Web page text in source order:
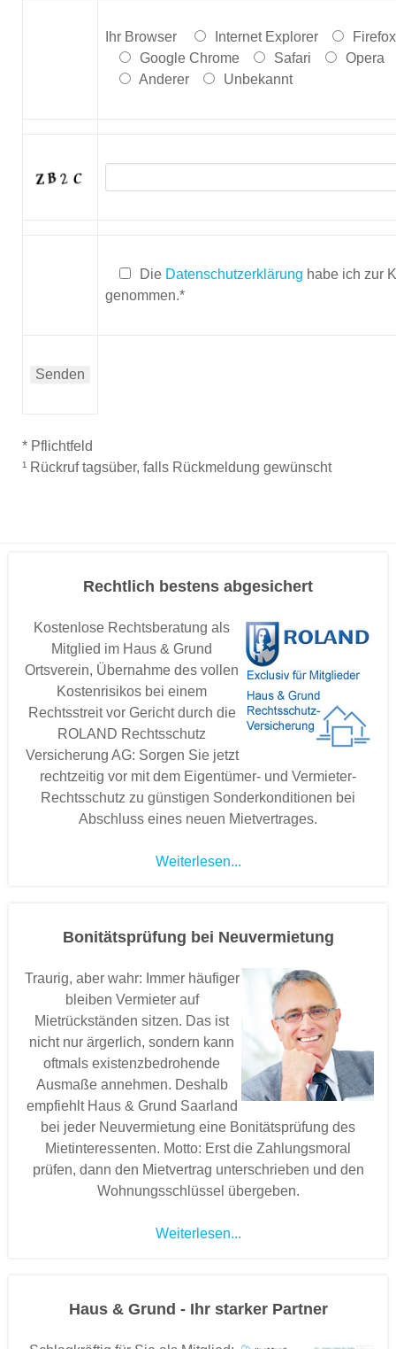
Ihr Browser Internet Explorer
Firefox
Google Chrome
Safari
Opera
Anderer
Unbekannt
Die Datenschutzerklärung habe ich zur
genommen.*
* Pflichtfeld
¹ Rückruf tagsüber, falls Rückmeldung gewünscht
Rechtlich bestens abgesichert
Kostenlose Rechtsberatung als
Mitglied im Haus & Grund
Ortsverein, Übernahme des vollen
Kostenrisikos bei einem
Rechtsstreit vor Gericht durch die
ROLAND Rechtsschutz
Versicherung AG: Sorgen Sie jetzt
rechtzeitig vor mit dem Eigentümer- und Vermieter-
Rechtsschutz zu günstigen Sonderkonditionen bei
Abschluss eines neuen Mietvertrages.
Weiterlesen...
Bonitätsprüfung bei Neuvermietung
Traurig, aber wahr: Immer häufiger
bleiben Vermieter auf
Mietrückständen sitzen. Das ist
nicht nur ärgerlich, sondern kann
oftmals existenzbedrohende
Ausmaße annehmen. Deshalb
empfiehlt Haus & Grund Saarland
bei jeder Neuvermietung eine Bonitätsprüfung des
Mietinteressenten. Motto: Erst die Zahlungsmoral
prüfen, dann den Mietvertrag unterschrieben und den
Wohnungsschlüssel übergeben.
Weiterlesen...
Haus & Grund - Ihr starker Partner